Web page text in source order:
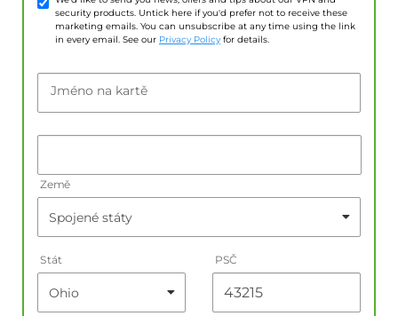
security products. Untick here if you'd prefer not to receive these
marketing emails. You can unsubscribe at any time using the link
in every email. See our Privacy Policy for details.
Jméno na kartě
Země
Stát PSČ